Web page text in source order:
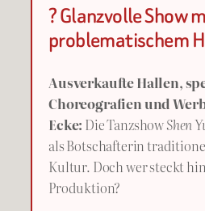
? Glanzvolle Show
problematischem
Ausverkaufte Hallen,
Choreografien und
Ecke: Die TanzshowShen
als Botschafterin
Kultur. Doch wer steckt
Produktion?